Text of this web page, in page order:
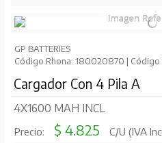
GP BATTERIES
Código Rhona: 180020870 | Código
Cargador Con 4 Pila A
4X1600 MAH INCL
Precio: $ 4.825 C/U (IVA